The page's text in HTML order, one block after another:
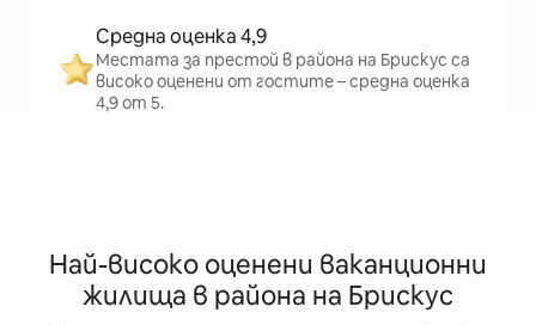
Средна оценка 4,9
Местата за престой в района на Брискус са
високо оценени от гостите – средна оценка
4,9 от 5.
Най-високо оценени ваканционни
жилища в района на Брискус